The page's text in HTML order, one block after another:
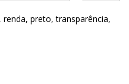
, renda, preto,transparência,